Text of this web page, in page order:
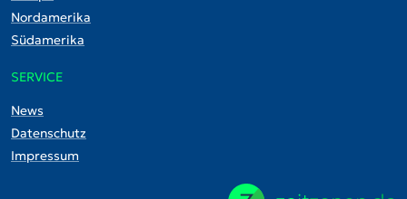
Nordamerika
Südamerika
SERVICE
News
Datenschutz
Impressum